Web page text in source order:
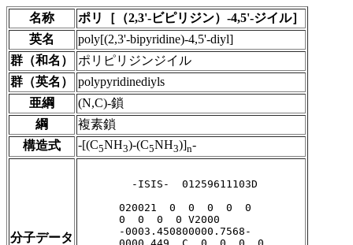
名称
ポリ［（2,3'-ビピリジン）-4,5'-ジイル］
英名
poly[(2,3'-bipyridine)-4,5'-diyl]
群（和名）
ポリピリジンジイル
群（英名）
polypyridinediyls
亜綱
(N,C)-鎖
綱
複素鎖
構造式
-[(C5NH3)-(C5NH3)]n-
分子データ